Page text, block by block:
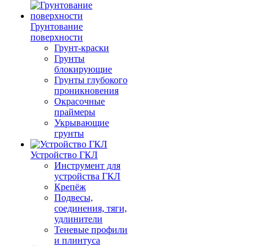
Грунтование
поверхности
Грунт-краски
Грунты
блокирующие
Грунты глубокого
проникновения
Окрасочные
праймеры
Укрывающие
грунты
Устройство ГКЛ
Инструмент для
устройства ГКЛ
Крепёж
Подвесы,
соединения, тяги,
удлинители
Теневые профили
и плинтуса